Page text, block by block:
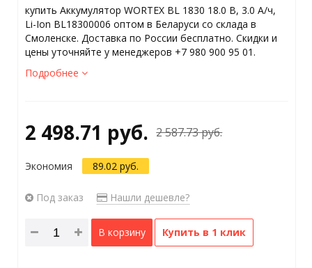
купить Аккумулятор WORTEX BL 1830 18.0 В, 3.0 А/ч,
Li-Ion BL18300006 оптом в Беларуси со склада в
Смоленске. Доставка по России бесплатно. Скидки и
цены уточняйте у менеджеров +7 980 900 95 01.
Подробнее
2 498.71 руб. 2 587.73 руб.
Экономия 89.02 руб.
Под заказ Нашли дешевле?
В корзину Купить в 1 клик